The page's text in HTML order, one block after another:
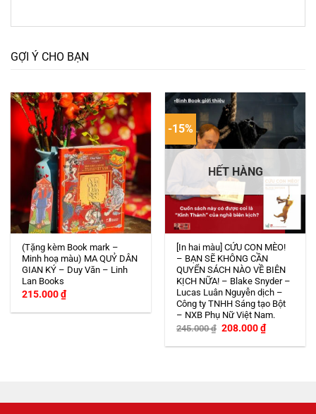
GỢI Ý CHO BẠN
(Tặng kèm Book mark –
Minh hoạ màu) MA QUỶ DÂN
GIAN KÝ – Duy Văn – Linh
Lan Books
215.000₫
-15%
HẾT HÀNG
[In hai màu] CỨU CON MÈO!
– BẠN SẼ KHÔNG CẦN
QUYỂN SÁCH NÀO VỀ BIÊN
KỊCH NỮA! – Blake Snyder –
Lucas Luân Nguyễn dịch –
Công ty TNHH Sáng tạo Bột
– NXB Phụ Nữ Việt Nam.
245.000₫ Giá
là:
208.000₫Giá
hiện
tại